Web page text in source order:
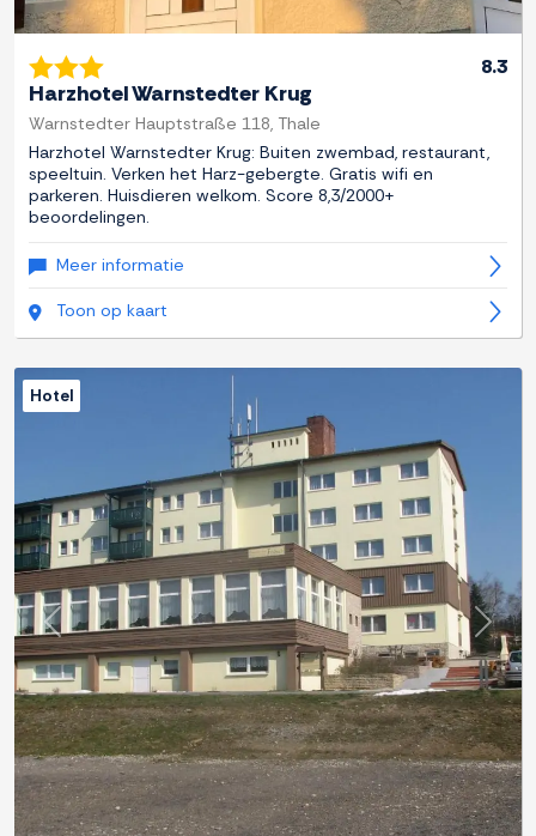
8.3
Harzhotel Warnstedter Krug
Warnstedter Hauptstraße 118, Thale
Harzhotel Warnstedter Krug: Buiten zwembad, restaurant,
speeltuin. Verken het Harz-gebergte. Gratis wifi en
parkeren. Huisdieren welkom. Score 8,3/2000+
beoordelingen.
Meer informatie
Toon op kaart
Previous Next
Hotel